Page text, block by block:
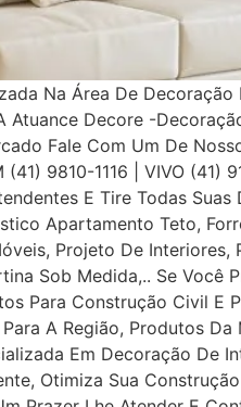
Na Área De
Decore -
Fale Com Um De
9810-1116 | VIVO (41)
E Tire Todas
Apartamento Teto,
Projeto De Interiores,
Sob Medida,.. Se Você
Para Construção Civil E
A Região, Produtos
Em Decoração De
Otimiza Sua